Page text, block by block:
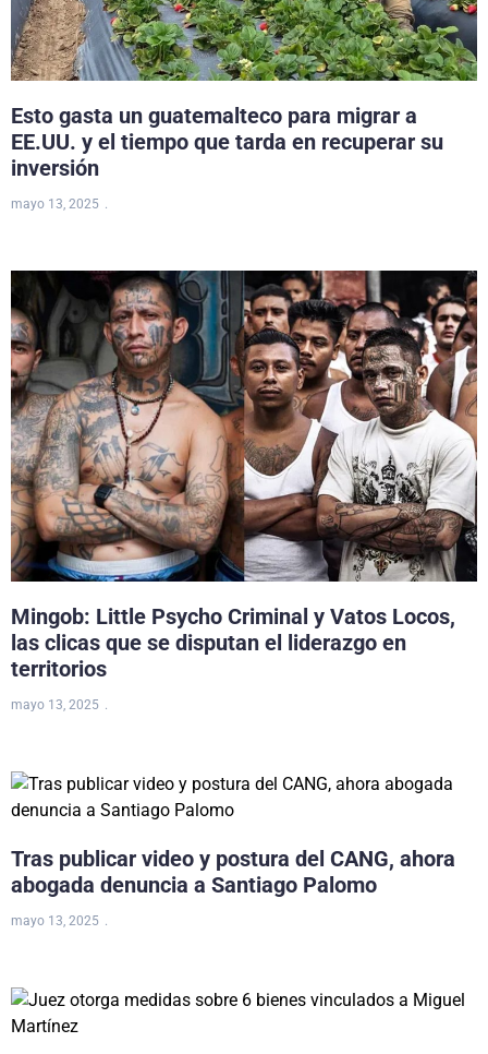
Esto gasta un guatemalteco para migrar a
EE.UU. y el tiempo que tarda en recuperar su
inversión
mayo 13, 2025
Mingob: Little Psycho Criminal y Vatos Locos,
las clicas que se disputan el liderazgo en
territorios
mayo 13, 2025
Tras publicar video y postura del CANG, ahora
abogada denuncia a Santiago Palomo
mayo 13, 2025